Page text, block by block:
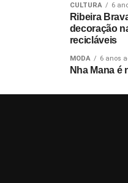
CULTURA 6
Ribeira
decoração
recicláveis
MODA 6 anos
Nha Mana é